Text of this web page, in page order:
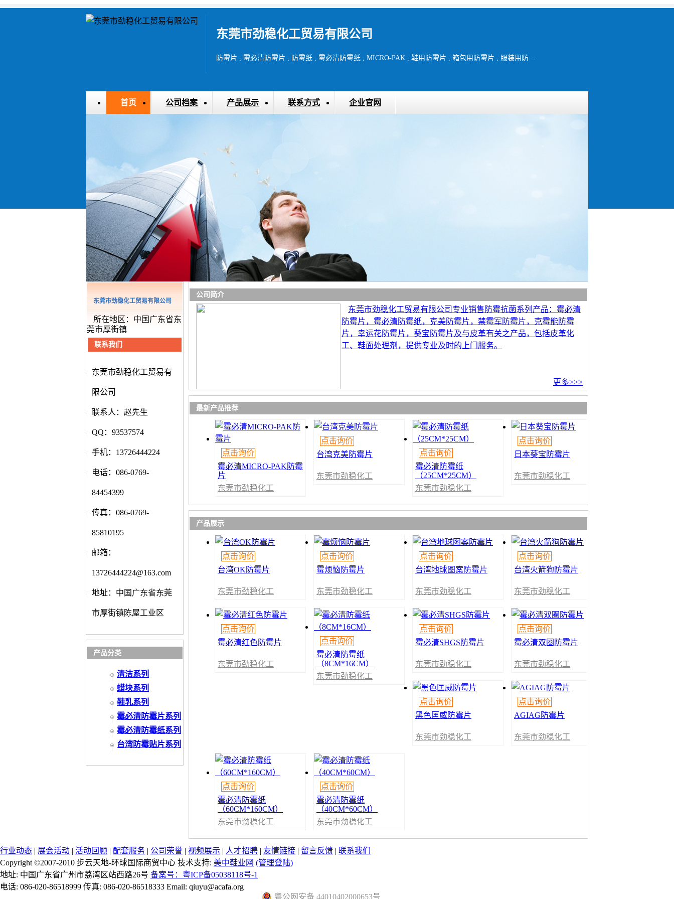
东莞市劲稳化工贸易有限公司
防霉片 , 霉必清防霉片 , 防霉纸 , 霉必清防霉纸 , MICRO-PAK , 鞋用防霉片 , 箱包用防霉片 , 服装用防霉纸 , 干燥剂
首页 公司档案 产品展示 联系方式 企业官网
东莞市劲稳化工贸易有限公司
所在地区：中国广东省东
莞市厚街镇
联系我们
东莞市劲稳化工贸易有
限公司
联系人：赵先生
QQ：93537574
手机：13726444224
电话：086-0769-
84454399
传真：086-0769-
85810195
邮箱：
13726444224@163.com
地址：中国广东省东莞
市厚街镇陈屋工业区
产品分类
清洁系列
蜡块系列
鞋乳系列
霉必清防霉片系列
霉必清防霉纸系列
台湾防霉贴片系列
公司简介
东莞市劲稳化工贸易有限公司专业销售防霉抗菌系列产品：霉必清
防霉片，霉必清防霉纸，克美防霉片，禁霉军防霉片，克霉能防霉
片，幸运花防霉片，葵宝防霉片及与皮革有关之产品，包括皮革化
工、鞋面处理剂，提供专业及时的上门服务。
更多>>>
最新产品推荐
点击询价
霉必清MICRO-PAK防霉
片
东莞市劲稳化工
点击询价
台湾克美防霉片
东莞市劲稳化工
点击询价
霉必清防霉纸
（25CM*25CM）
东莞市劲稳化工
点击询价
日本葵宝防霉片
东莞市劲稳化工
产品展示
点击询价
台湾OK防霉片
东莞市劲稳化工
点击询价
霉烦恼防霉片
东莞市劲稳化工
点击询价
台湾地球图案防霉片
东莞市劲稳化工
点击询价
台湾火箭狗防霉片
东莞市劲稳化工
点击询价
霉必清红色防霉片
东莞市劲稳化工
点击询价
霉必清防霉纸
（8CM*16CM）
东莞市劲稳化工
点击询价
霉必清SHGS防霉片
东莞市劲稳化工
点击询价
霉必清双圈防霉片
东莞市劲稳化工
点击询价
黑色匡威防霉片
东莞市劲稳化工
点击询价
AGIAG防霉片
东莞市劲稳化工
点击询价
霉必清防霉纸
（60CM*160CM）
东莞市劲稳化工
点击询价
霉必清防霉纸
（40CM*60CM）
东莞市劲稳化工
行业动态 | 展会活动 | 活动回顾 | 配套服务 | 公司荣誉 | 视频展示 | 人才招聘 | 友情链接 | 留言反馈 | 联系我们
Copyright ©2007-2010 步云天地-环球国际商贸中心 技术支持: 美中鞋业网 (管理登陆)
地址: 中国广东省广州市荔湾区站西路26号 备案号：粤ICP备05038118号-1
电话: 086-020-86518999 传真: 086-020-86518333 Email: qiuyu@acafa.org
粤公网安备 44010402000653号